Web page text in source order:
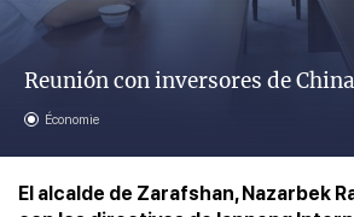
Reunión con inversores de China
Économie
El alcalde de Zarafshan, Nazarbek